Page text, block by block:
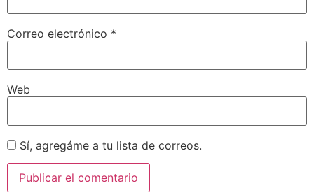
Correo electrónico *
Web
Sí, agregáme a tu lista de correos.